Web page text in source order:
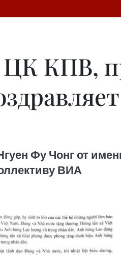
ЦК КПВ,
Фу Чонг от
ВИА